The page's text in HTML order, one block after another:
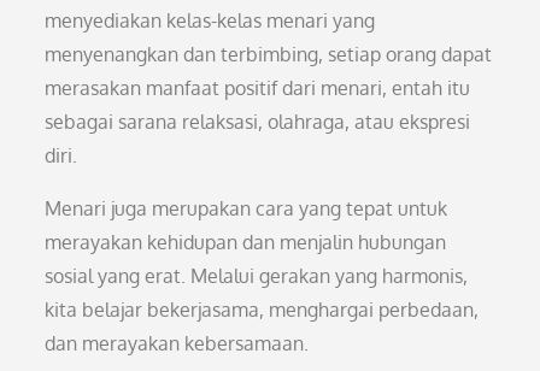
menyediakan kelas-kelas menari yang
menyenangkan dan terbimbing, setiap orang dapat
merasakan manfaat positif dari menari, entah itu
sebagai sarana relaksasi, olahraga, atau ekspresi
diri.
Menari juga merupakan cara yang tepat untuk
merayakan kehidupan dan menjalin hubungan
sosial yang erat. Melalui gerakan yang harmonis,
kita belajar bekerjasama, menghargai perbedaan,
dan merayakan kebersamaan.